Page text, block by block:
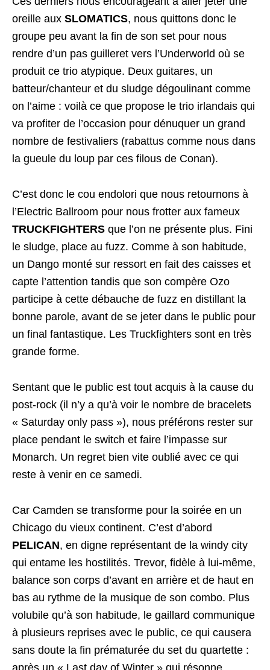
oreille aux SLOMATICS, nous quittons donc le
groupe peu avant la fin de son set pour nous
rendre d’un pas guilleret vers l’Underworld où se
produit ce trio atypique. Deux guitares, un
batteur/chanteur et du sludge dégoulinant comme
on l’aime : voilà ce que propose le trio irlandais qui
va profiter de l’occasion pour dénuquer un grand
nombre de festivaliers (rabattus comme nous dans
la gueule du loup par ces filous de Conan).
C’est donc le cou endolori que nous retournons à
l’Electric Ballroom pour nous frotter aux fameux
TRUCKFIGHTERS que l’on ne présente plus. Fini
le sludge, place au fuzz. Comme à son habitude,
un Dango monté sur ressort en fait des caisses et
capte l’attention tandis que son compère Ozo
participe à cette débauche de fuzz en distillant la
bonne parole, avant de se jeter dans le public pour
un final fantastique. Les Truckfighters sont en très
grande forme.
Sentant que le public est tout acquis à la cause du
post-rock (il n’y a qu’à voir le nombre de bracelets
« Saturday only pass »), nous préférons rester sur
place pendant le switch et faire l’impasse sur
Monarch. Un regret bien vite oublié avec ce qui
reste à venir en ce samedi.
Car Camden se transforme pour la soirée en un
Chicago du vieux continent. C’est d’abord
PELICAN, en digne représentant de la windy city
qui entame les hostilités. Trevor, fidèle à lui-même,
balance son corps d’avant en arrière et de haut en
bas au rythme de la musique de son combo. Plus
volubile qu’à son habitude, le gaillard communique
à plusieurs reprises avec le public, ce qui causera
sans doute la fin prématurée du set du quartette :
après un « Last day of Winter » qui résonne